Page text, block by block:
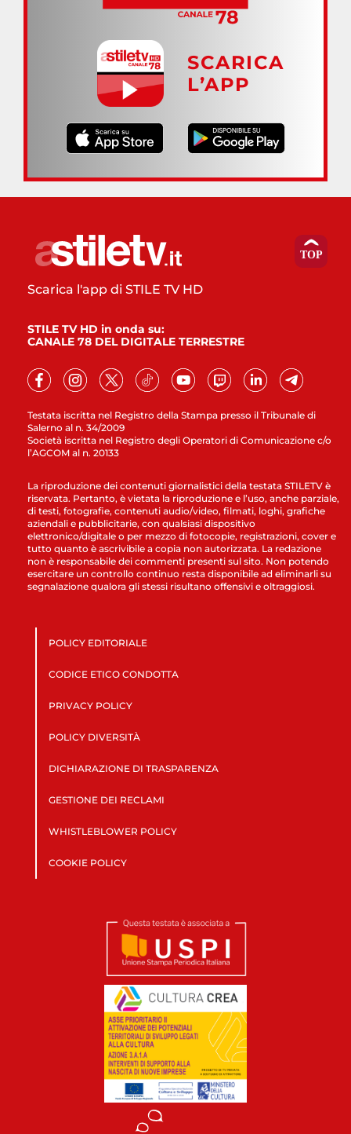
SCARICA
L’APP
Testata iscritta nel Registro della Stampa presso il Tribunale di
Salerno al n. 34/2009
Società iscritta nel Registro degli Operatori di Comunicazione c/o
l’AGCOM al n. 20133
Scarica l'app di STILE TV HD
STILE TV HD in onda su:
CANALE 78 DEL DIGITALE TERRESTRE
La riproduzione dei contenuti giornalistici della testata STILETV è
riservata. Pertanto, è vietata la riproduzione e l’uso, anche parziale,
di testi, fotografie, contenuti audio/video, filmati, loghi, grafiche
aziendali e pubblicitarie, con qualsiasi dispositivo
elettronico/digitale o per mezzo di fotocopie, registrazioni, cover e
tutto quanto è ascrivibile a copia non autorizzata. La redazione
non è responsabile dei commenti presenti sul sito. Non potendo
esercitare un controllo continuo resta disponibile ad eliminarli su
segnalazione qualora gli stessi risultano offensivi e oltraggiosi.
POLICY EDITORIALE
CODICE ETICO CONDOTTA
PRIVACY POLICY
POLICY DIVERSITÀ
DICHIARAZIONE DI TRASPARENZA
GESTIONE DEI RECLAMI
WHISTLEBLOWER POLICY
COOKIE POLICY